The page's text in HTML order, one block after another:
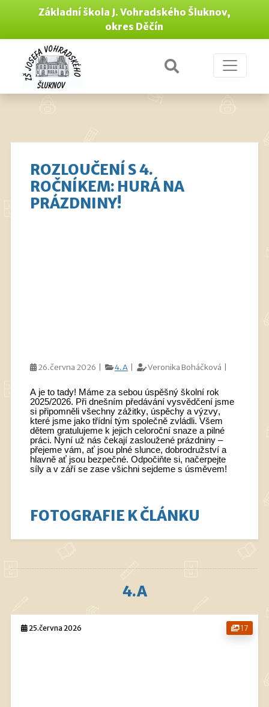
Základní škola J. Vohradského Šluknov,
okres Děčín
ROZLOUČENÍ S 4.
ROČNÍKEM: HURÁ NA
PRÁZDNINY!
26.června 2026 | 4.A | Veronika Boháčková |
A je to tady! Máme za sebou úspěšný školní rok
2025/2026. Při dnešním předávání vysvědčení jsme
si připomněli všechny zážitky, úspěchy a výzvy,
které jsme jako třídní tým společně zvládli. Všem
dětem gratulujeme k jejich celoroční snaze a pilné
práci. Nyní už nás čekají zasloužené prázdniny –
přejeme vám, ať jsou plné slunce, dobrodružství a
hlavně ať jsou bezpečné. Odpočiňte si, načerpejte
síly a v září se zase všichni sejdeme s úsměvem!
FOTOGRAFIE K ČLÁNKU
4.A
17
25.června 2026